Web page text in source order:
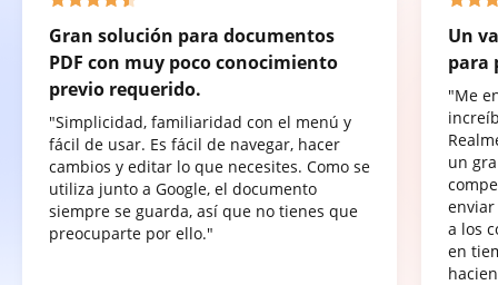
Gran solución para documentos
PDF con muy poco conocimiento
previo requerido.
"Simplicidad, familiaridad con el menú y
fácil de usar. Es fácil de navegar, hacer
cambios y editar lo que necesites. Como se
utiliza junto a Google, el documento
siempre se guarda, así que no tienes que
preocuparte por ello."
Un
para
"Me
un
a los
en